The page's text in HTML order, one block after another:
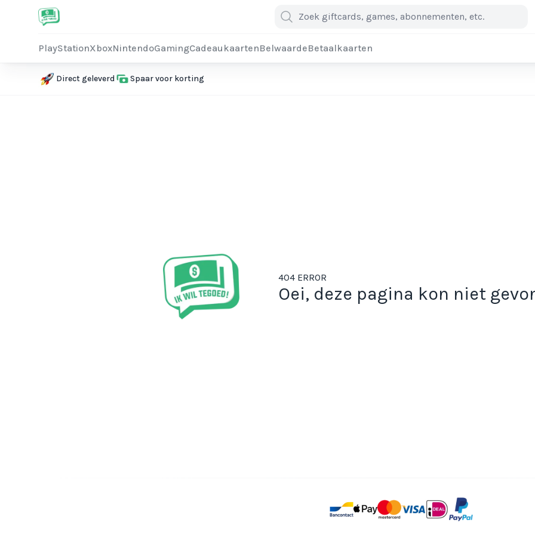
PlayStationXboxNintendoGamingCadeaukaartenBelwaardeBetaalkaarten
Direct geleverd Spaar voor korting
404 ERROR
Oei, deze pagina kon niet